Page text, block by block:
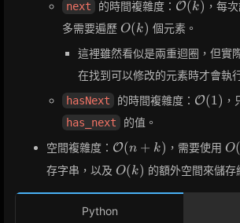
next 的時間複雜度：
(k)
O(k) ，每
多需要遍歷 O(k)
O(k) 個元素。
這裡雖然看似是兩重迴圈，但實
在找到可以修改的元素時才會執
hasNext 的時間複雜度： O(1) ，
has_next
的值。
空間複雜度： \mathcal{O}
(n + k)
O(n + k) ，需要使用 O(
存字串，以及 O(k)
O(k) 的額外空間來儲存
Python